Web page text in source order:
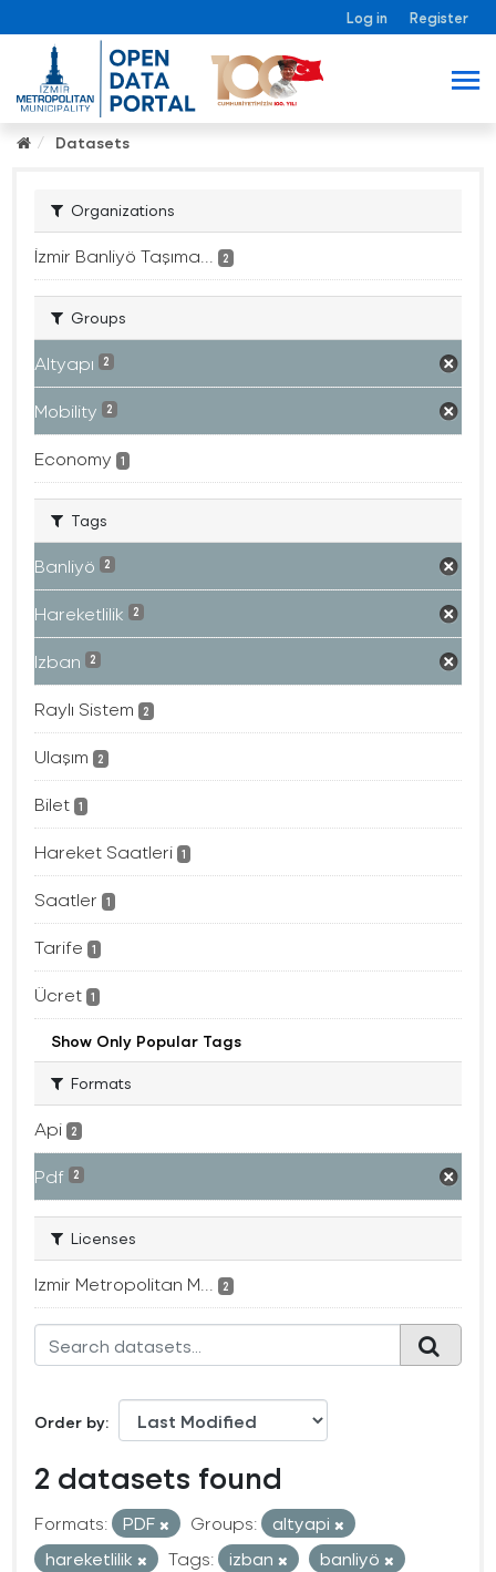
Log in Register
Datasets
Organizations
İzmir Banliyö Taşıma... 2
Groups
Altyapı 2
Mobility 2
Economy 1
Tags
Banliyö 2
Hareketlilik 2
Izban 2
Raylı Sistem 2
Ulaşım 2
Bilet 1
Hareket Saatleri 1
Saatler 1
Tarife 1
Ücret 1
Show Only Popular Tags
Formats
Api 2
Pdf 2
Licenses
Izmir Metropolitan M... 2
Order by
2 datasets found
Formats: PDF Groups:
altyapi
hareketlilik
Tags: izban
banliyö